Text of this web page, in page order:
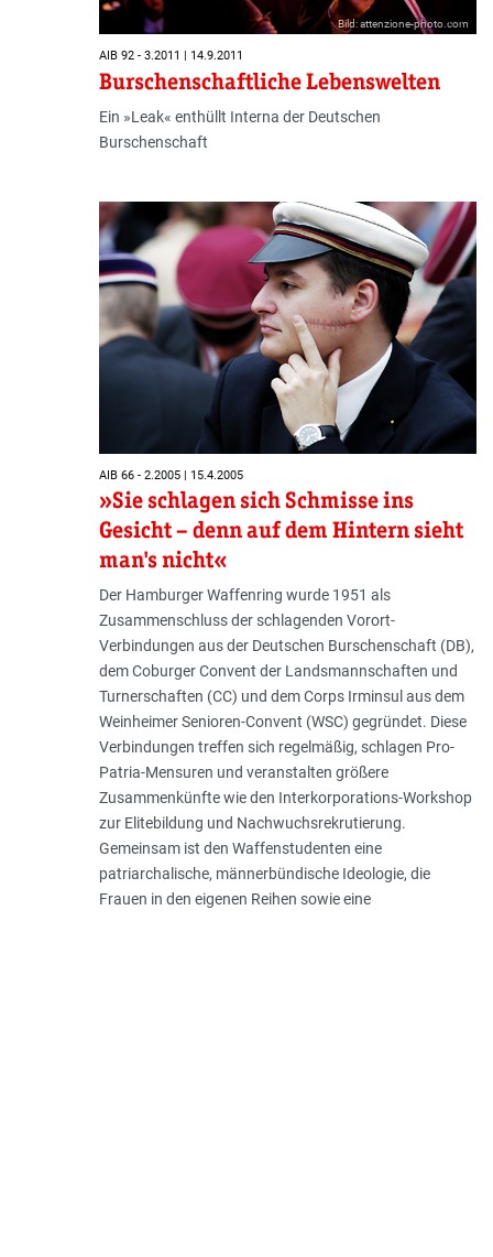
Bild: attenzione-photo.com
AIB 92 - 3.2011 | 14.9.2011
Burschenschaftliche Lebenswelten
Ein »Leak« enthüllt Interna der Deutschen
Burschenschaft
AIB 66 - 2.2005 | 15.4.2005
»Sie schlagen sich Schmisse ins
Gesicht – denn auf dem Hintern sieht
man's nicht«
Der Hamburger Waffenring wurde 1951 als
Zusammenschluss der schlagenden Vorort-
Verbindungen aus der Deutschen Burschenschaft (DB),
dem Coburger Convent der Landsmannschaften und
Turnerschaften (CC) und dem Corps Irminsul aus dem
Weinheimer Senioren-Convent (WSC) gegründet. Diese
Verbindungen treffen sich regelmäßig, schlagen Pro-
Patria-Mensuren und veranstalten größere
Zusammenkünfte wie den Interkorporations-Workshop
zur Elitebildung und Nachwuchsrekrutierung.
Gemeinsam ist den Waffenstudenten eine
patriarchalische, männerbündische Ideologie, die
Frauen in den eigenen Reihen sowie eine